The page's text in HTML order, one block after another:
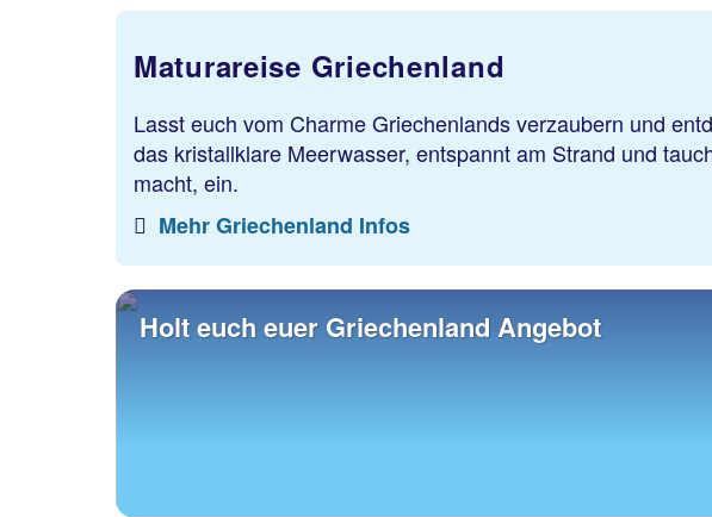
Maturareise Griechenland
Lasst euch vom Charme Griechenlands verzaubern und
das kristallklare Meerwasser, entspannt am Strand und
macht, ein.
Mehr Griechenland Infos
Holt euch euer Griechenland Angebot